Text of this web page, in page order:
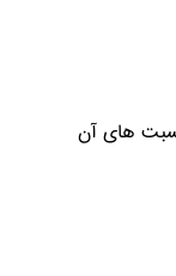
های آن